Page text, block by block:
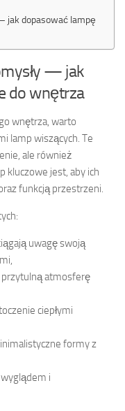
jak dopasować lampę
— jak
do wnętrza
wnętrza, warto
lamp wiszących. Te
ale również
kluczowe jest, aby ich
funkcją przestrzeni.
uwagę swoją
atmosferę
ciepłymi
formy z
i